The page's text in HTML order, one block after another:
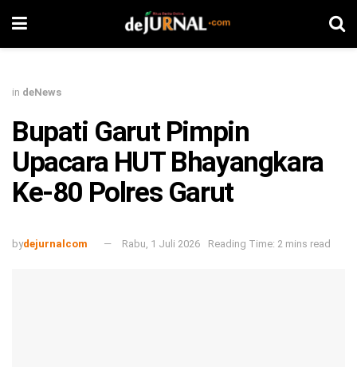
in deNews
Bupati Garut Pimpin
Upacara HUT Bhayangkara
Ke-80 Polres Garut
bydejurnalcom Rabu, 1 Juli 2026 Reading Time: 2 mins read